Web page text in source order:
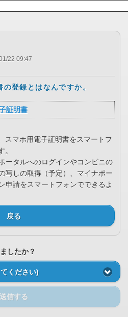
22 09:47
登録とはなんですか。
証明書
スマホ用電子証明書をスマートフ
。
ータルへのログインやコンビニの
写しの取得（予定）、マイナポー
申請をスマートフォンでできるよ
戻る
したか？
ください)
送信する